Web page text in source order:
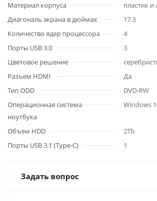
Материал корпуса
пластик
Диагональ экрана в дюймах
17.3
Количество ядер процессора
4
Порты USB 3.0
3
Цветовое решение
Разъем HDMI
Да
Тип ODD
DVD-RW
Операционная система
ноутбука
Windows
Объем HDD
2Tb
Порты USB 3.1 (Type-C)
1
Задать вопрос